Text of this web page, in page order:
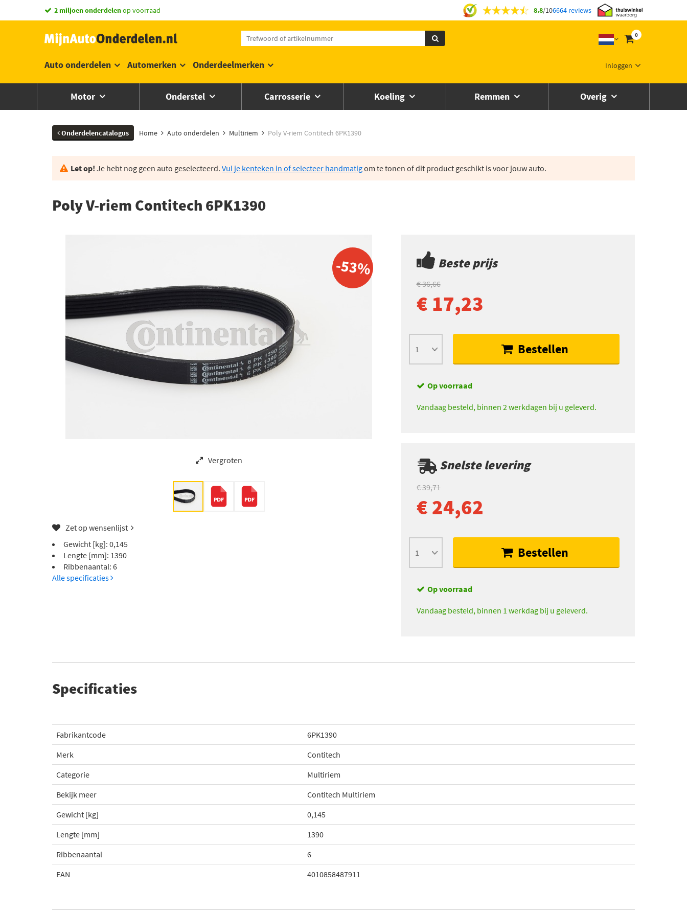
vandaag besteld,morgen in huis * 8.8/106664 reviews
0
Inloggen
Auto onderdelen Automerken Onderdeelmerken
Motor Onderstel Carrosserie Koeling Remmen Overig
Onderdelencatalogus Home Auto onderdelen Multiriem Poly V-riem Contitech 6PK1390
Let op! Je hebt nog geen auto geselecteerd. Vul je kenteken in of selecteer handmatigom te tonen of dit product geschikt is voor jouw auto.
Poly V-riem Contitech 6PK1390
-53%
Vergroten
Zet op wensenlijst
Gewicht [kg]: 0,145
Lengte [mm]: 1390
Ribbenaantal: 6
Alle specificaties
Beste prijs
€ 36,66
€ 17,23
Bestellen
Op voorraad
Vandaag besteld, binnen 2 werkdagen bij u geleverd.
Snelste levering
€ 39,71
€ 24,62
Bestellen
Op voorraad
Vandaag besteld, binnen 1 werkdag bij u geleverd.
Specificaties
Fabrikantcode
6PK1390
Merk
Contitech
Categorie
Multiriem
Bekijk meer
Contitech Multiriem
Gewicht [kg]
0,145
Lengte [mm]
1390
Ribbenaantal
6
EAN
4010858487911